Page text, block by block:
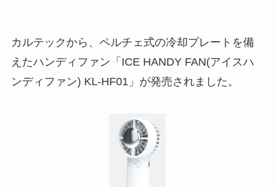
カルテックから、ペルチェ式の冷却プレートを備
えたハンディファン「ICE HANDY FAN(アイスハ
ンディファン) KL-HF01」が発売されました。